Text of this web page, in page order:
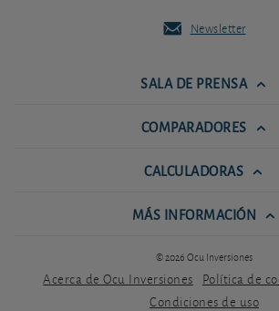
Newsletter
SALA DE PRENSA
COMPARADORES
CALCULADORAS
MÁS INFORMACIÓN
© 2026 Ocu Inversiones
Acerca de Ocu Inversiones Política de
Condiciones de uso